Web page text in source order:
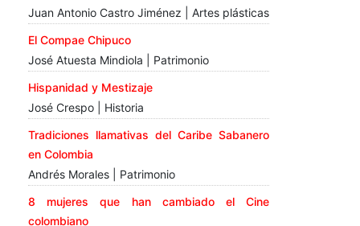
Juan Antonio Castro Jiménez | Artes plásticas
El Compae Chipuco
José Atuesta Mindiola | Patrimonio
Hispanidad y Mestizaje
José Crespo | Historia
Tradiciones llamativas del Caribe Sabanero
en Colombia
Andrés Morales | Patrimonio
8 mujeres que han cambiado el Cine
colombiano